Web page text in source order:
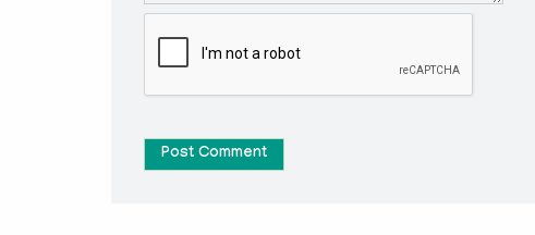
Post Comment